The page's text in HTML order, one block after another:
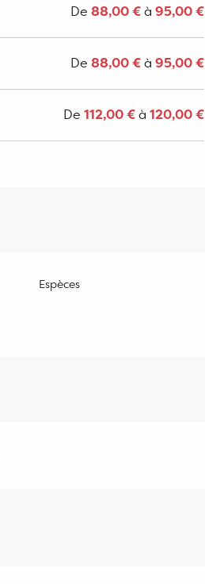
De88,00 €à95,00 €
De88,00 €à95,00 €
De112,00 €à120,00 €
Espèces